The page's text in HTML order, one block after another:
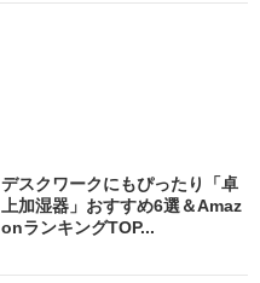
デスクワークにもぴったり「卓
上加湿器」おすすめ6選＆Amaz
onランキングTOP...